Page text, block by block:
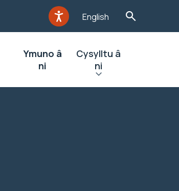
English
Ymuno â
ni
Cysylltu â
ni